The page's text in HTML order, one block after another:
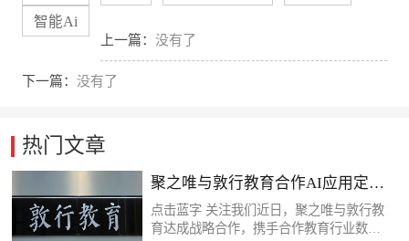
智能Ai
上一篇： 没有了
下一篇： 没有了
热门文章
聚之唯与敦行教育合作AI应用定制
开发项目
点击蓝字 关注我们近日，聚之唯与敦行教
育达成战略合作，携手合作教育行业数字